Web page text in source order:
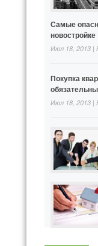
Самые
новостройке
Июл 18, 2013 |
Покупка
Июл 18, 2013 |